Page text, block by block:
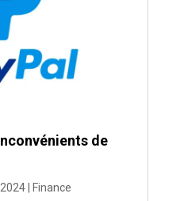
de
|
Finance